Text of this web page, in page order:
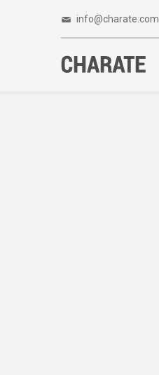
info@charate.com